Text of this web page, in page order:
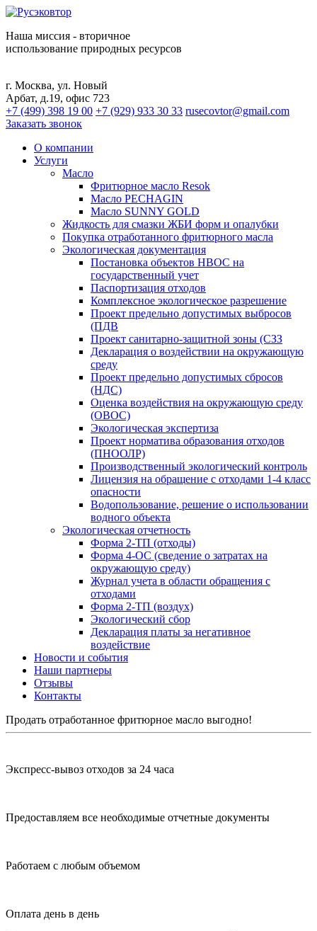
Наша миссия - вторичное
использование природных ресурсов
г. Москва, ул. Новый
Арбат, д.19, офис 723
+7 (499) 398 19 00 +7 (929) 933 30 33 rusecovtor@gmail.com
Заказать звонок
О компании
Услуги
Масло
Фритюрное масло Resok
Масло PECHAGIN
Масло SUNNY GOLD
Жидкость для смазки ЖБИ форм и опалубки
Покупка отработанного фритюрного масла
Экологическая документация
Постановка объектов НВОС на
государственный учет
Паспортизация отходов
Комплексное экологическое разрешение
Проект предельно допустимых выбросов
(ПДВ
Проект санитарно-защитной зоны (СЗЗ
Декларация о воздействии на окружающую
среду
Проект предельно допустимых сбросов
(НДС)
Оценка воздействия на окружающую среду
(ОВОС)
Экологическая экспертиза
Проект норматива образования отходов
(ПНООЛР)
Производственный экологический контроль
Лицензия на обращение с отходами 1-4 класс
опасности
Водопользование, решение о использовании
водного объекта
Экологическая отчетность
Форма 2-ТП (отходы)
Форма 4-ОС (сведение о затратах на
окружающую среду)
Журнал учета в области обращения с
отходами
Форма 2-ТП (воздух)
Экологический сбор
Декларация платы за негативное
воздействие
Новости и события
Наши партнеры
Отзывы
Контакты
Продать отработанное фритюрное масло выгодно!
Экспресс-вывоз отходов за 24 часа
Предоставляем все необходимые отчетные документы
Работаем с любым объемом
Оплата день в день